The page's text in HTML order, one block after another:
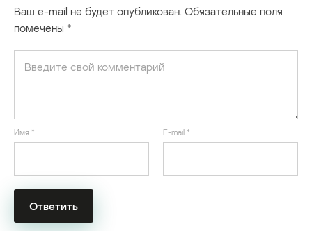
Ваш e-mail не будет опубликован. Обязательные поля
помечены *
Имя * E-mail *